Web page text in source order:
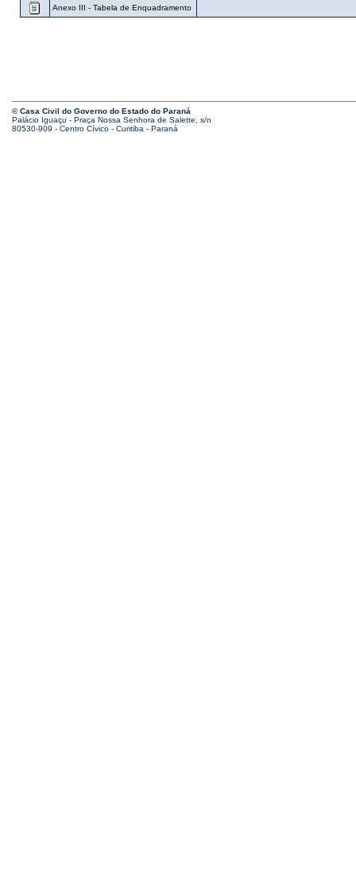
Anexo III - Tabela de Enquadramento
© Casa Civil do Governo do Estado do Paraná
Palácio Iguaçu - Praça Nossa Senhora de Salette, s/n
80530-909 - Centro Cívico - Curitiba - Paraná